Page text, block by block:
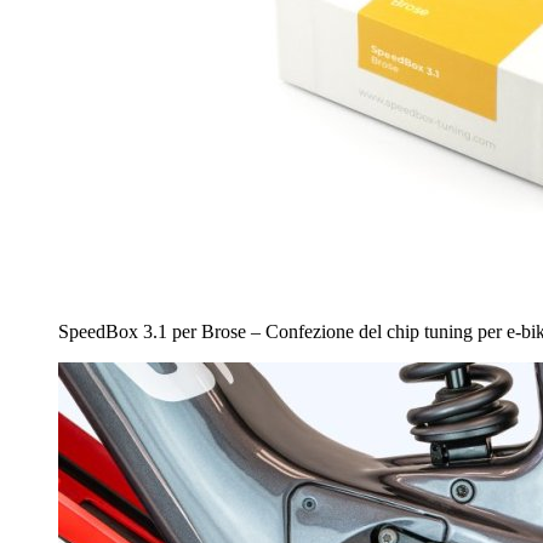
SpeedBox 3.1 per Brose – Confezione del chip tuning per e-